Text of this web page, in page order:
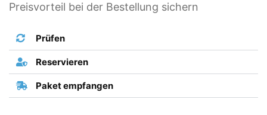
Preisvorteil bei der Bestellung sichern
Prüfen
Reservieren
Paket empfangen